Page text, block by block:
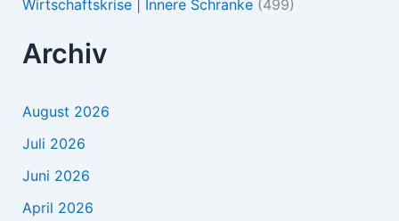
Wirtschaftskrise | Innere Schranke(499)
Archiv
August 2026
Juli 2026
Juni 2026
April 2026